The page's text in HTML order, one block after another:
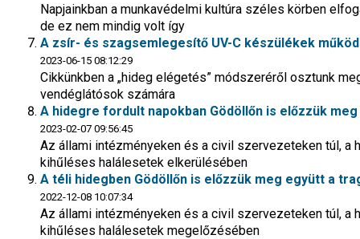
Napjainkban a munkavédelmi kultúra széles körben
de ez nem mindig volt így
A zsír- és szagsemlegesítő UV-C készülékek
2023-06-15 08:12:29
Cikkünkben a „hideg elégetés” módszeréről osztunk
vendéglátósok számára
A hidegre fordult napokban Gödöllőn is előzzük
2023-02-07 09:56:45
Az állami intézményeken és a civil szervezeteken túl, a
kihűléses halálesetek elkerülésében
A téli hidegben Gödöllőn is előzzük meg együtt a
2022-12-08 10:07:34
Az állami intézményeken és a civil szervezeteken túl, a
kihűléses halálesetek megelőzésében